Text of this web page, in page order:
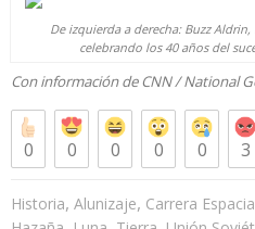
De izquierda a derecha: Buzz
celebrando los 40 años del
Con información deCNN/National
0 0 0 0 0 3
Historia, Alunizaje, Carrera